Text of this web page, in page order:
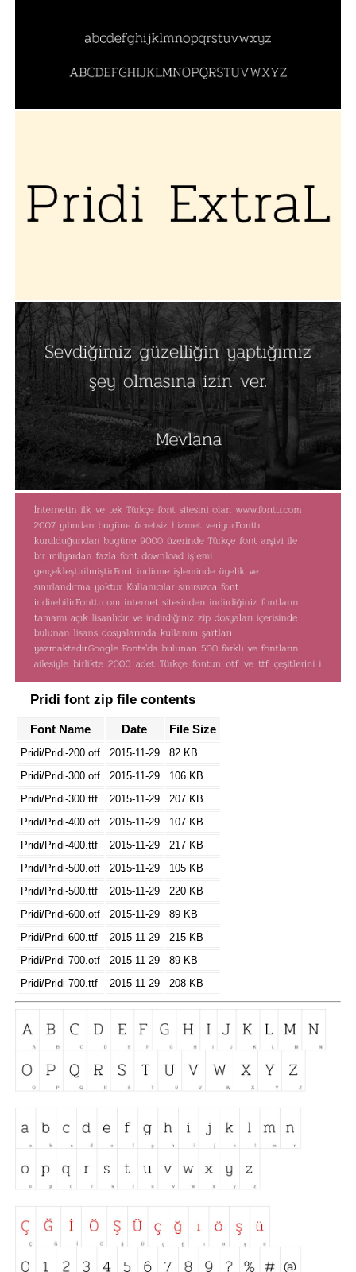
Pridi font zip file contents
Font Name Date File Size
Pridi/Pridi-200.otf 2015-11-29
82 KB
Pridi/Pridi-300.otf
2015-11-29
106 KB
Pridi/Pridi-300.ttf
2015-11-29
207 KB
Pridi/Pridi-400.otf
2015-11-29
107 KB
Pridi/Pridi-400.ttf
2015-11-29
217 KB
Pridi/Pridi-500.otf
2015-11-29
105 KB
Pridi/Pridi-500.ttf
2015-11-29
220 KB
Pridi/Pridi-600.otf
2015-11-29
89 KB
Pridi/Pridi-600.ttf
2015-11-29
215 KB
Pridi/Pridi-700.otf
2015-11-29
89 KB
Pridi/Pridi-700.ttf
2015-11-29 208 KB